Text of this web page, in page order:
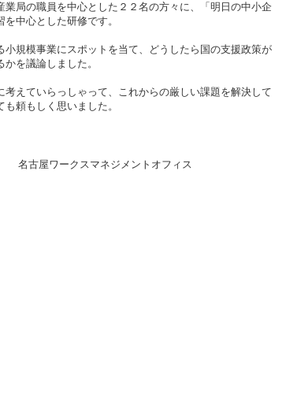
局の職員を中心とした２２名の方々に、「明日の中小企
中心とした研修です。
小規模事業にスポットを当て、どうしたら国の支援政策が
を議論しました。
えていらっしゃって、これからの厳しい課題を解決して
頼もしく思いました。
名古屋ワークスマネジメントオフィス